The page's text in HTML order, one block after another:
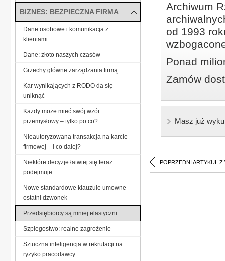
Archiwum
od 1993
Ponad
Zamów
Masz już
POPRZEDNI ARTYKUŁ Z
BIZNES: BEZPIECZNA FIRMA
Dane osobowe i komunikacja z
klientami
Dane: złoto naszych czasów
Grzechy główne zarządzania firmą
Kar wynikających z RODO da się
uniknąć
Każdy może mieć swój wzór
przemysłowy – tylko po co?
Nieautoryzowana transakcja na karcie
firmowej – i co dalej?
Niektóre decyzje łatwiej się teraz
podejmuje
Nowe standardowe klauzule umowne –
ostatni dzwonek
Przedsiębiorcy są mniej elastyczni
Szpiegostwo: realne zagrożenie
Sztuczna inteligencja w rekrutacji na
ryzyko pracodawcy